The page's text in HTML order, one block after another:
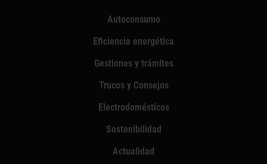
Autoconsumo
Eficiencia energética
Gestiones y trámites
Trucos y Consejos
Electrodomésticos
Sostenibilidad
Actualidad